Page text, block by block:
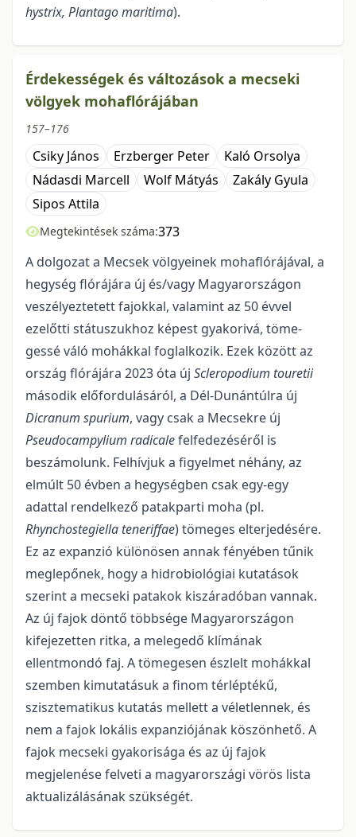
hystrix, Plantago maritima).
Érdekességek és változások a mecseki
völgyek mohaflórájában
157–176
Csiky János Erzberger Peter
Kaló Orsolya
Nádasdi Marcell
Wolf Mátyás
Zakály Gyula
Sipos Attila
Megtekintések száma:373
A dolgozat a Mecsek völgyeinek mohaflórájával, a
hegység flórájára új és/vagy Magyar­országon
veszélyeztetett fajokkal, valamint az 50 évvel
ezelőtti státuszukhoz képest gyakorivá, töme­
gessé váló mohákkal foglalkozik. Ezek között az
ország flórájára 2023 óta új Scleropodium touretii
má­sodik előfordulásáról, a Dél-Dunántúlra új
Dicranum spurium, vagy csak a Mecsekre új
Pseudocampyli­um radicalefelfedezéséről is
beszámolunk. Felhívjuk a figyelmet néhány, az
elmúlt 50 évben a hegység­ben csak egy-egy
adattal rendelkező patakparti moha (pl.
Rhynchostegiella teneriffae) tömeges elterje­désére.
Ez az expanzió különösen annak fényében tűnik
meglepőnek, hogy a hidrobiológiai kutatások
szerint a mecseki patakok kiszáradóban vannak.
Az új fajok döntő többsége Magyarországon
kifejezet­ten ritka, a melegedő klímának
ellentmondó faj. A tömegesen észlelt mohákkal
szemben kimutatásuk a finom térléptékű,
szisztematikus kutatás mellett a véletlennek, és
nem a fajok lokális expanziójának köszönhető. A
fajok mecseki gyakorisága és az új fajok
megjelenése felveti a magyarországi vörös lista
aktualizálásának szükségét.